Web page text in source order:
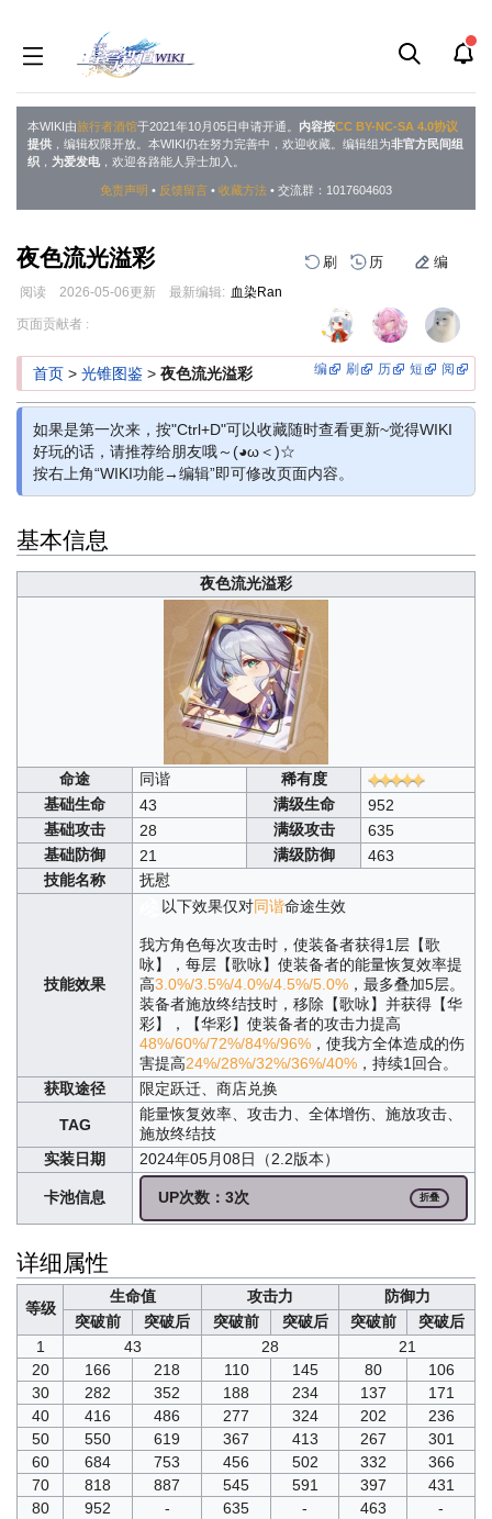
本WIKI由旅行者酒馆于2021年10月05日申请开通。 内容按CC BY-NC-SA 4.0协议
提供 ，编辑权限开放。本WIKI仍在努力完善中，欢迎收藏。编辑组为非官方民间组
织 ， 为爱发电，欢迎各路能人异士加入。
免责声明 • 反馈留言 • 收藏方法 • 交流群：1017604603
夜色流光溢彩 刷 历 编
阅读 2026-05-06更新 最新编辑: 血染Ran
跳
导
跳
搜
页面贡献者 :
编 刷 历 短 阅
首页 > 光锥图鉴 > 夜色流光溢彩
如果是第一次来，按"Ctrl+D"可以收藏随时查看更新~觉得WIKI
好玩的话，请推荐给朋友哦～(◕ω＜)☆
按右上角“WIKI功能→编辑”即可修改页面内容。
基本信息
夜色流光溢彩
命途 同谐
稀有度
基础生命
43 满级生命
952
基础攻击
28 满级攻击
635
基础防御
21 满级防御
463
技能名称
抚慰
技能效果
以下效果仅对同谐命途生效
我方角色每次攻击时，使装备者获得1层【歌
咏】，每层【歌咏】使装备者的能量恢复效率提
高3.0%/3.5%/4.0%/4.5%/5.0%，最多叠加5层。
装备者施放终结技时，移除【歌咏】并获得【华
彩】，【华彩】使装备者的攻击力提高
48%/60%/72%/84%/96%，使我方全体造成的伤
害提高24%/28%/32%/36%/40%，持续1回合。
获取途径
限定跃迁、商店兑换
TAG
能量恢复效率、攻击力、全体增伤、施放攻击、
施放终结技
实装日期
2024年05月08日（2.2版本）
卡池信息 UP次数：3次 折叠
详细属性
等级
生命值 攻击力
防御力
突破前
突破后 突破前 突破后 突破前
突破后
1
43 28
21
20
166 218 110 145 80
106
30
282 352 188 234 137
171
40
416 486 277 324 202
236
50
550 619 367 413 267
301
60
684 753 456 502 332
366
70
818 887 545 591 397
431
80
952 - 635 - 463 -